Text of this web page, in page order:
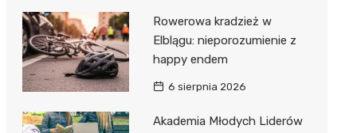
Rowerowa kradzież w
Elblągu: nieporozumienie z
happy endem
6 sierpnia 2026
Akademia Młodych Liderów